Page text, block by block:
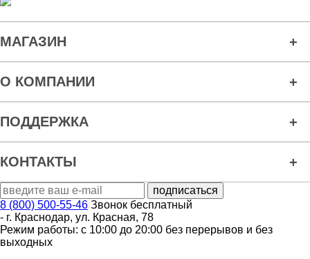
МАГАЗИН
О КОМПАНИИ
ПОДДЕРЖКА
КОНТАКТЫ
8 (800) 500-55-46 Звонок бесплатный
- г. Краснодар, ул. Красная, 78
Режим работы: с 10:00 до 20:00 без перерывов и без
выходных